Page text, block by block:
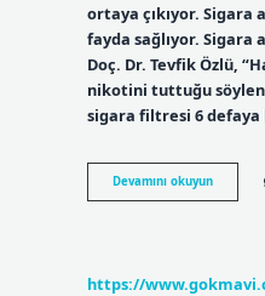
ortaya çıkıyor. Sigara
fayda sağlıyor. Sigara
Doç. Dr. Tevfik Özlü,
nikotini tuttuğu
sigara filtresi 6 defaya
Devamını okuyunSigara
Ağızlığı
https://